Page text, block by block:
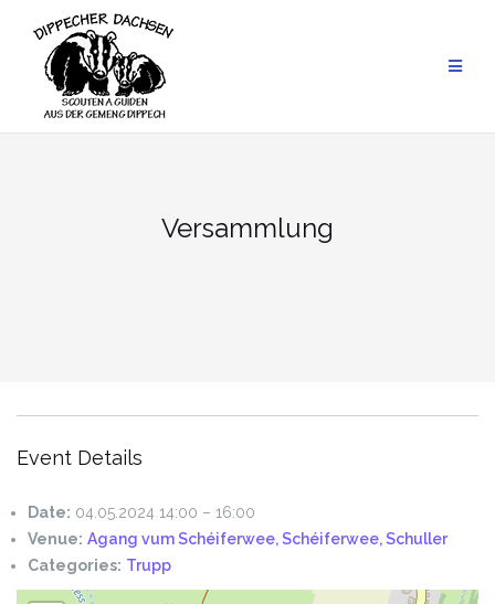
content
Versammlung
Event Details
Date: 04.05.2024 14:00 – 16:00
Venue: Agang vum Schéiferwee, Schéiferwee, Schuller
Categories: Trupp